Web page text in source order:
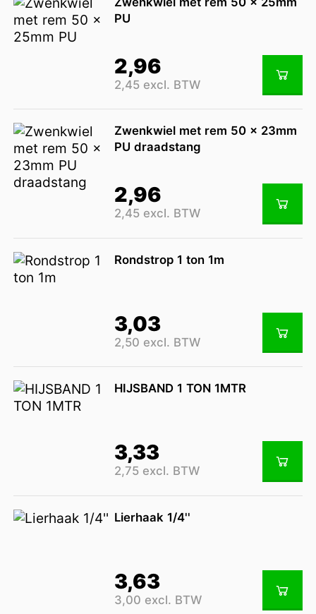
PU
2,96
2,45 excl. BTW
Zwenkwiel met rem 50 x 23mm
PU draadstang
2,96
2,45 excl. BTW
Rondstrop 1 ton 1m
3,03
2,50 excl. BTW
HIJSBAND 1 TON 1MTR
3,33
2,75 excl. BTW
Lierhaak 1/4''
3,63
3,00 excl. BTW